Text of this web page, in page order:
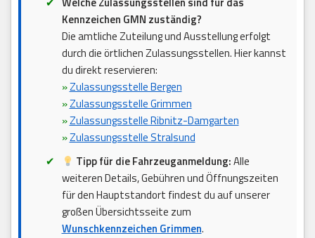
Kennzeichen GMN zuständig?
Die amtliche Zuteilung und Ausstellung erfolgt
durch die örtlichen Zulassungsstellen. Hier kannst
du direkt reservieren:
»Zulassungsstelle Bergen
»Zulassungsstelle Grimmen
»Zulassungsstelle Ribnitz-Damgarten
»Zulassungsstelle Stralsund
Tipp für die Fahrzeuganmeldung:Alle
weiteren Details, Gebühren und Öffnungszeiten
für den Hauptstandort findest du auf unserer
großen Übersichtsseite zum
Wunschkennzeichen Grimmen.